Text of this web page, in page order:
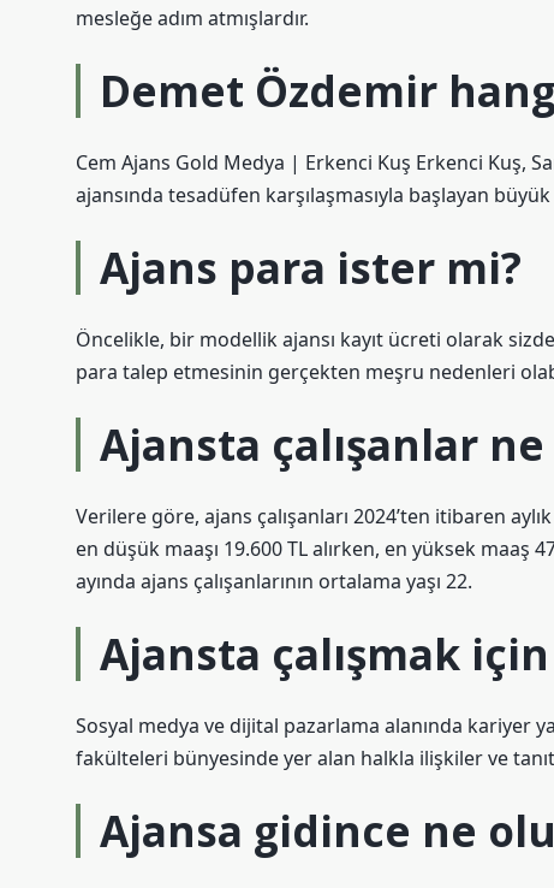
mesleğe adım atmışlardır.
Demet Özdemir
Cem Ajans Gold Medya | Erkenci Kuş Erkenci Kuş,
ajansında tesadüfen karşılaşmasıyla başlayan
Ajans para ister mi?
Öncelikle, bir modellik ajansı kayıt ücreti olarak
para talep etmesinin gerçekten meşru nedenleri
Ajansta çalışanlar
Verilere göre, ajans çalışanları 2024’ten itibaren
en düşük maaşı 19.600 TL alırken, en yüksek maaş
ayında ajans çalışanlarının ortalama yaşı 22.
Ajansta çalışmak
Sosyal medya ve dijital pazarlama alanında
fakülteleri bünyesinde yer alan halkla ilişkiler ve
Ajansa gidince ne